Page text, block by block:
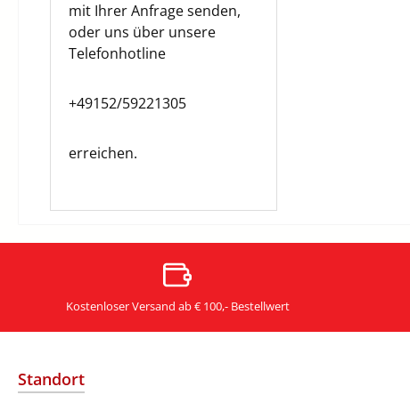
mit Ihrer Anfrage senden,
oder uns über unsere
Telefonhotline
+49152/59221305
erreichen.
Kostenloser Versand ab € 100,- Bestellwert
Standort